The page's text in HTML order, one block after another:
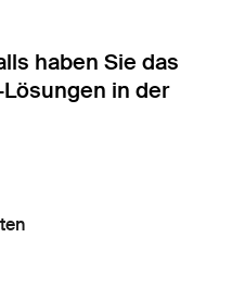
haben Sie das
in der